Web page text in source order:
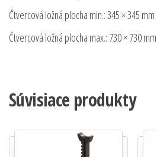
Čtvercová ložná plocha min.: 345 × 345 mm
Čtvercová ložná plocha max.: 730 × 730 mm
Súvisiace produkty